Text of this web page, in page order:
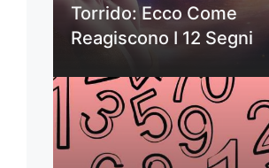
Torrido: Ecco Come
Reagiscono I 12 Segni